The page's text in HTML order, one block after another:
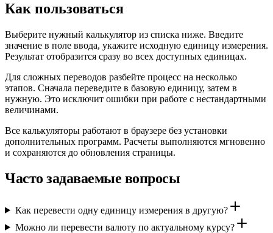
Как пользоваться
Выберите нужный калькулятор из списка ниже. Введите
значение в поле ввода, укажите исходную единицу измерения.
Результат отобразится сразу во всех доступных единицах.
Для сложных переводов разбейте процесс на несколько
этапов. Сначала переведите в базовую единицу, затем в
нужную. Это исключит ошибки при работе с нестандартными
величинами.
Все калькуляторы работают в браузере без установки
дополнительных программ. Расчеты выполняются мгновенно
и сохраняются до обновления страницы.
Часто задаваемые вопросы
Как перевести одну единицу измерения в другую?
Можно ли перевести валюту по актуальному курсу?